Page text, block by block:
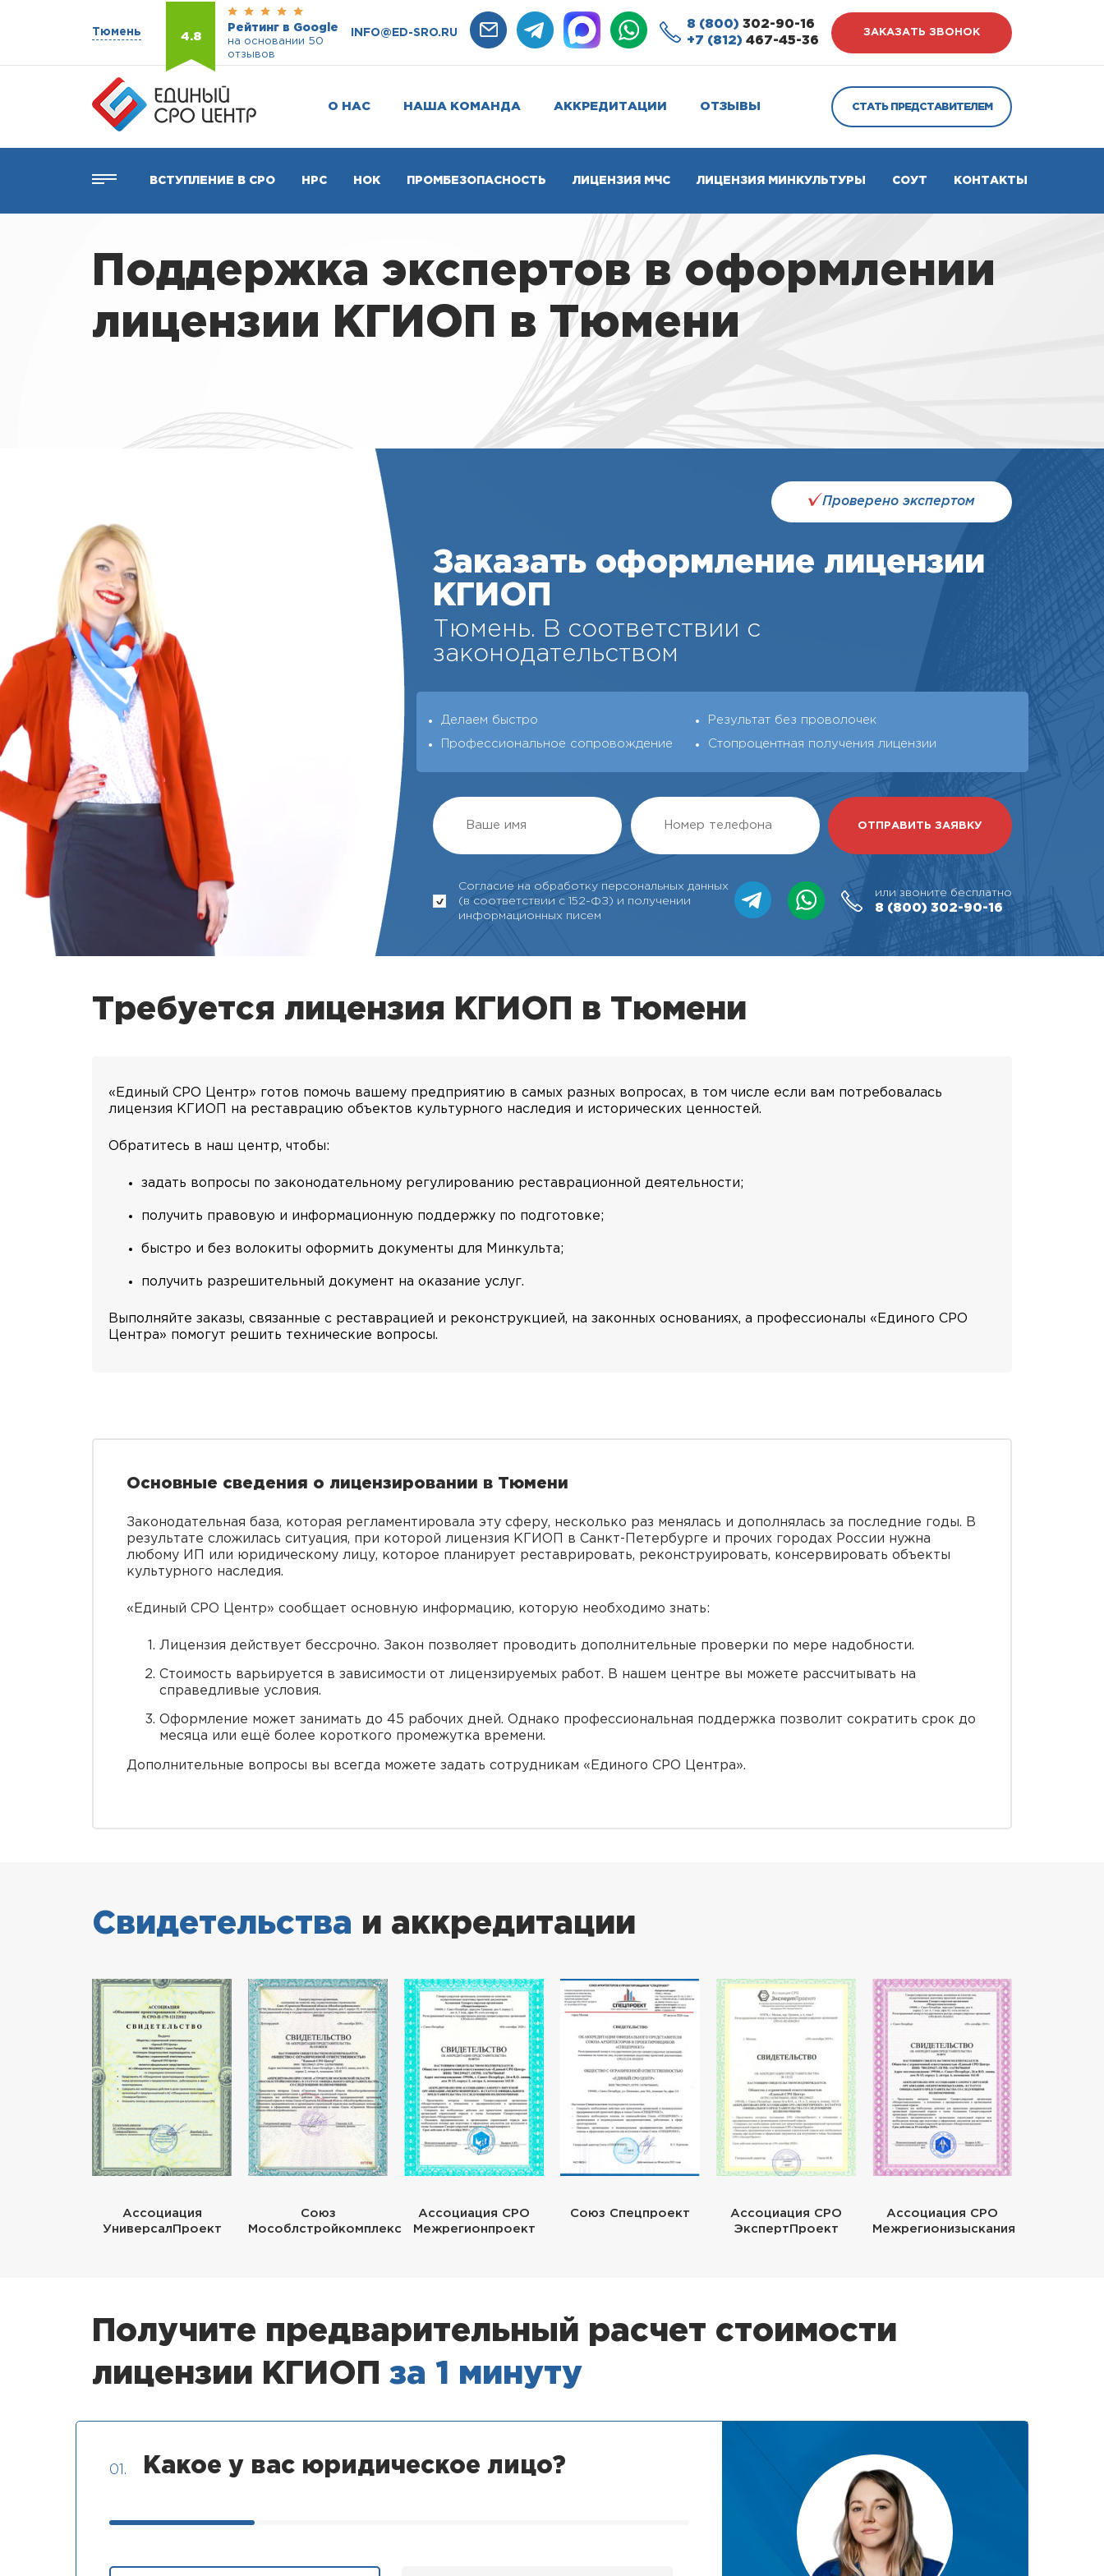
Тюмень 4.8
Рейтинг в Google
на основании 50
отзывов
INFO@ED-SRO.RU
8 (800) 302-90-16
+7 (812) 467-45-36
ЗАКАЗАТЬ ЗВОНОК
О НАС НАША КОМАНДА АККРЕДИТАЦИИ ОТЗЫВЫ СТАТЬ ПРЕДСТАВИТЕЛЕМ
ВСТУПЛЕНИЕ В СРО НРС НОК ПРОМБЕЗОПАСНОСТЬ ЛИЦЕНЗИЯ МЧС ЛИЦЕНЗИЯ МИНКУЛЬТУРЫ СОУТ КОНТАКТЫ
Поддержка экспертов в оформлении
лицензии КГИОП в Тюмени
Проверено экспертом
Заказать оформление лицензии
КГИОП
Тюмень. В соответствии с
законодательством
Делаем быстро Результат без проволочек
Профессиональное сопровождение Стопроцентная получения лицензии
Согласие на обработку персональных данных
(в соответствии с 152-ФЗ) и получении
информационных писем
или звоните бесплатно
8 (800) 302-90-16
Требуется лицензия КГИОП в Тюмени
«Единый СРО Центр» готов помочь вашему предприятию в самых разных вопросах, в том числе если вам потребовалась
лицензия КГИОП на реставрацию объектов культурного наследия и исторических ценностей.
Обратитесь в наш центр, чтобы:
задать вопросы по законодательному регулированию реставрационной деятельности;
получить правовую и информационную поддержку по подготовке;
быстро и без волокиты оформить документы для Минкульта;
получить разрешительный документ на оказание услуг.
Выполняйте заказы, связанные с реставрацией и реконструкцией, на законных основаниях, а профессионалы «Единого СРО
Центра» помогут решить технические вопросы.
Основные сведения о лицензировании в Тюмени
Законодательная база, которая регламентировала эту сферу, несколько раз менялась и дополнялась за последние годы. В
результате сложилась ситуация, при которой лицензия КГИОП в Санкт-Петербурге и прочих городах России нужна
любому ИП или юридическому лицу, которое планирует реставрировать, реконструировать, консервировать объекты
культурного наследия.
«Единый СРО Центр» сообщает основную информацию, которую необходимо знать:
Лицензия действует бессрочно. Закон позволяет проводить дополнительные проверки по мере надобности.
Стоимость варьируется в зависимости от лицензируемых работ. В нашем центре вы можете рассчитывать на
справедливые условия.
Оформление может занимать до 45 рабочих дней. Однако профессиональная поддержка позволит сократить срок до
месяца или ещё более короткого промежутка времени.
Дополнительные вопросы вы всегда можете задать сотрудникам «Единого СРО Центра».
Свидетельства и аккредитации
Ассоциация
УниверсалПроект
Союз
Мособлстройкомплекс
Ассоциация СРО
Межрегионпроект
Союз Спецпроект
Ассоциация СРО
ЭкспертПроект
Ассоциация СРО
Межрегионизыскания
Получите предварительный расчет стоимости
лицензии КГИОП за 1 минуту
01. Какое у вас юридическое лицо?